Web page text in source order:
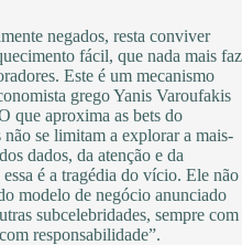
negados, resta conviver
fácil, que nada mais faz
Este é um mecanismo
grego Yanis Varoufakis
que aproxima as bets do
se limitam a explorar a mais-
dados, da atenção e da
é a tragédia do vício. Ele não
modelo de negócio anunciado
subcelebridades, sempre com
responsabilidade”.